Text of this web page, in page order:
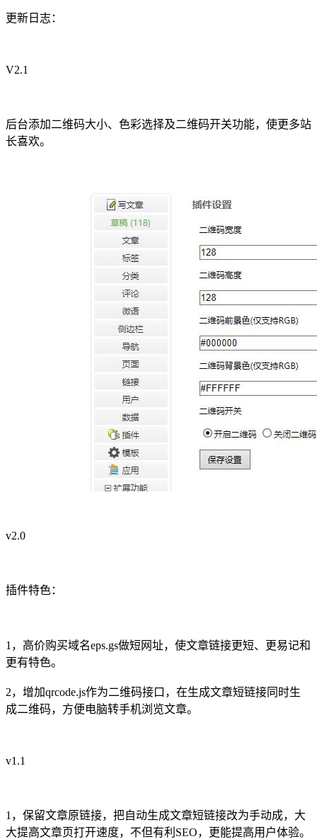
更新日志：
V2.1
后台添加二维码大小、色彩选择及二维码开关功能，使更多站
长喜欢。
v2.0
插件特色：
1，高价购买域名eps.gs做短网址，使文章链接更短、更易记和
更有特色。
2，增加qrcode.js作为二维码接口，在生成文章短链接同时生
成二维码，方便电脑转手机浏览文章。
v1.1
1，保留文章原链接，把自动生成文章短链接改为手动成，大
大提高文章页打开速度，不但有利SEO，更能提高用户体验。